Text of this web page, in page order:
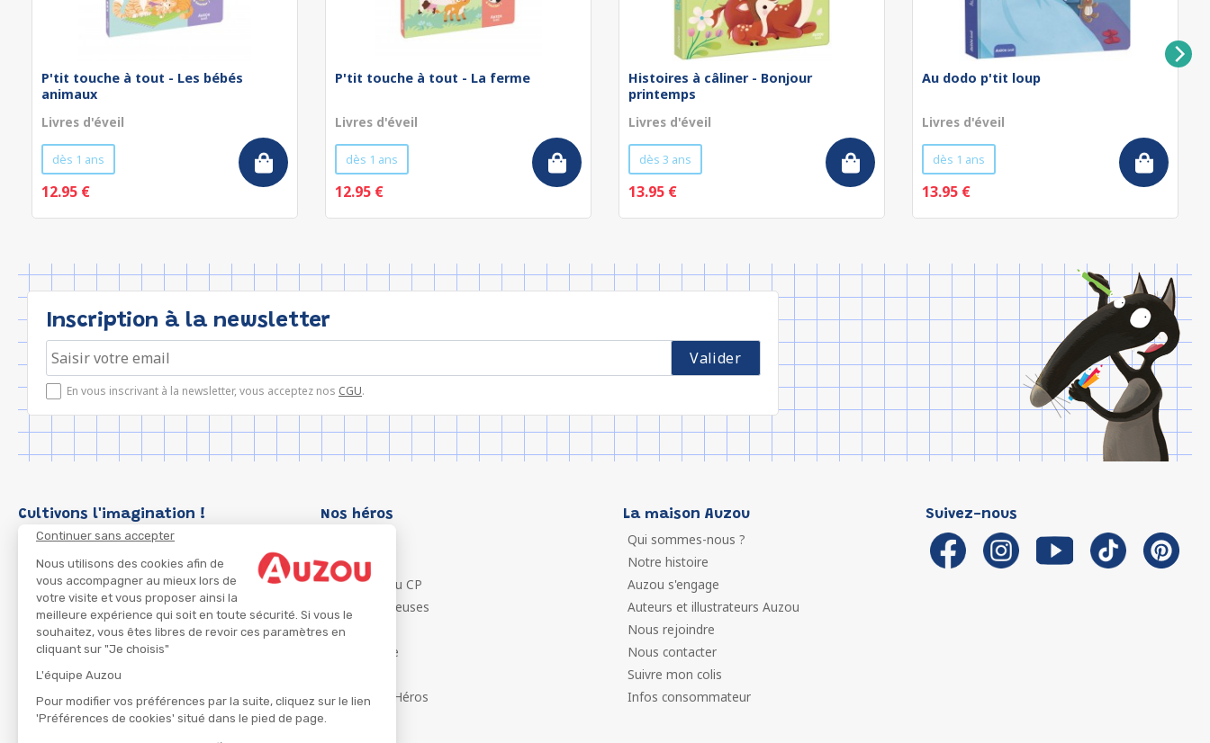
Continuer sans accepter
Nous utilisons des cookies afin de
vous accompagner au mieux lors de
votre visite et vous proposer ainsi la
meilleure expérience qui soit en toute sécurité. Si vous le
souhaitez, vous êtes libres de revoir ces paramètres en
cliquant sur "Je choisis"
L'équipe Auzou
Pour modifier vos préférences par la suite, cliquez sur le lien
'Préférences de cookies' situé dans le pied de page.
P'tit touche à tout - Les bébés
animaux
Livres d'éveil
dès 1 ans
12.95 €
P'tit touche à tout - La ferme
Livres d'éveil
dès 1 ans
12.95 €
Histoires à câliner - Bonjour
printemps
Livres d'éveil
dès 3 ans
13.95 €
Au dodo p'tit loup
Livres d'éveil
dès 1 ans
13.95 €
Inscription à la newsletter
En vous inscrivant à la newsletter, vous acceptez nos CGU.
Cultivons l'imagination ! Nos héros
P'tit Loup
Les Héros du CP
Les Influenceuses
Migali
Petite Taupe
Ma Boîte à Héros
La maison Auzou
Qui sommes-nous ?
Notre histoire
Auzou s'engage
Auteurs et illustrateurs Auzou
Nous rejoindre
Nous contacter
Suivre mon colis
Infos consommateur
Suivez-nous